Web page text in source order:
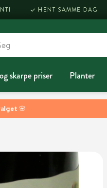
🌸
HENT SAMME DAG
skarpe priser Planter